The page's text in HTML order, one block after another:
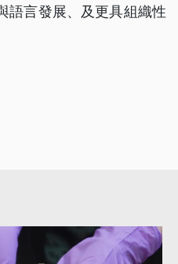
語言發展、及更具組織性